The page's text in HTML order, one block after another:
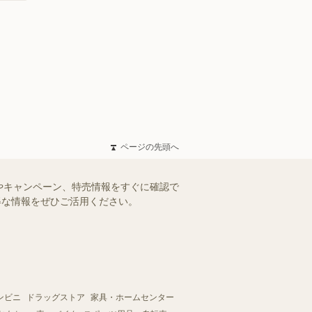
ページの先頭へ
ャンペーン、特売情報をすぐに確認で
情報をぜひご活用ください。
ビニ ドラッグストア
家具・ホームセンター